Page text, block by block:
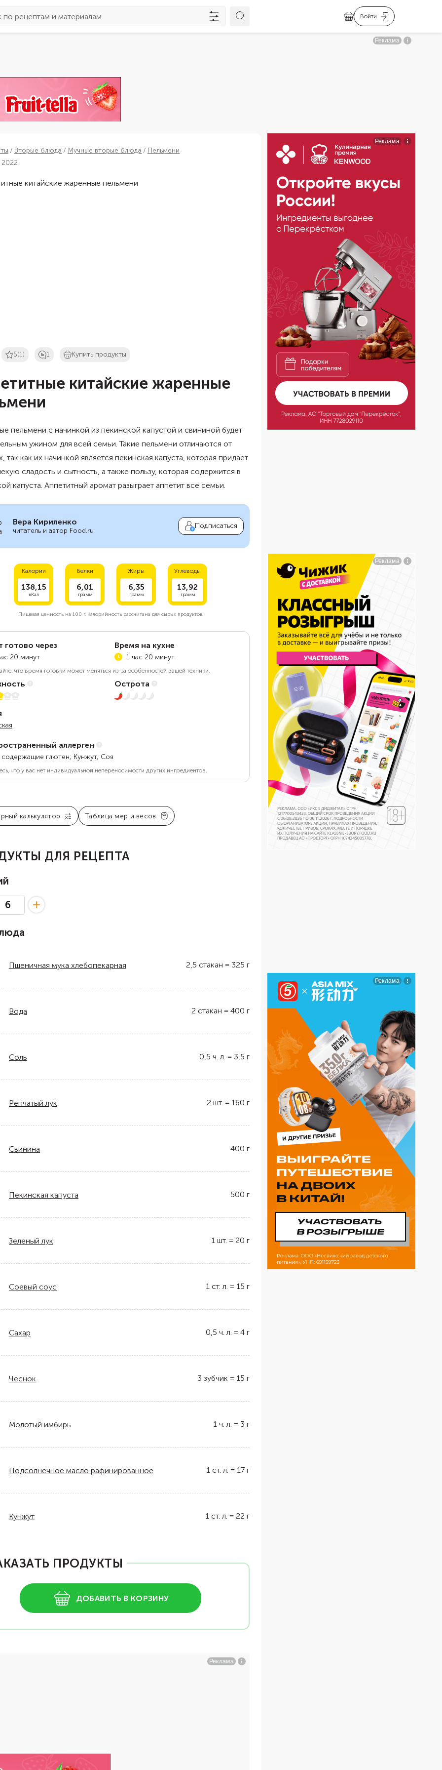
Войти
Вторые блюда Мучные вторые блюда
Пельмени
2022
5(1) 1 Купить продукты
китайские жаренные
пельмени с начинкой из пекинской капустой и свининой будет
ужином для всей семьи. Такие пельмени отличаются от
так как их начинкой является пекинская капуста, которая придает
сладость и сытность, а также пользу, которая содержится в
капуста. Аппетитный аромат разыграет аппетит все семьи.
Вера Кириленко
читатель и автор Food.ru
Подписаться
Калории
138,15
кКал
Белки
6,01
грамм
Жиры
6,35
грамм
Углеводы
13,92
грамм
Пищевая ценность на 100 г.Калорийность рассчитана для сырых продуктов.
готово через
20 минут
Время на кухне
1 час 20 минут
что время готовки может меняться из-за особенностей вашей техники.
Острота
1 из 5
аллерген
содержащие глютен, Кунжут, Соя
что у вас нет индивидуальной непереносимости других ингредиентов.
калькулятор Таблица мер и весов
ДЛЯ РЕЦЕПТА
Пшеничная мука хлебопекарная 2,5 стакан = 325 г
Вода 2 стакан = 400 г
Соль 0,5 ч. л. = 3,5 г
Репчатый лук 2 шт. = 160 г
Свинина 400 г
Пекинская капуста 500 г
Зеленый лук 1 шт. = 20 г
Соевый соус 1 ст. л. = 15 г
Сахар 0,5 ч. л. = 4 г
Чеснок 3 зубчик = 15 г
Молотый имбирь 1 ч. л. = 3 г
Подсолнечное масло рафинированное 1 ст. л. = 17 г
Кунжут 1 ст. л. = 22 г
ПРОДУКТЫ
ДОБАВИТЬ В КОРЗИНУ